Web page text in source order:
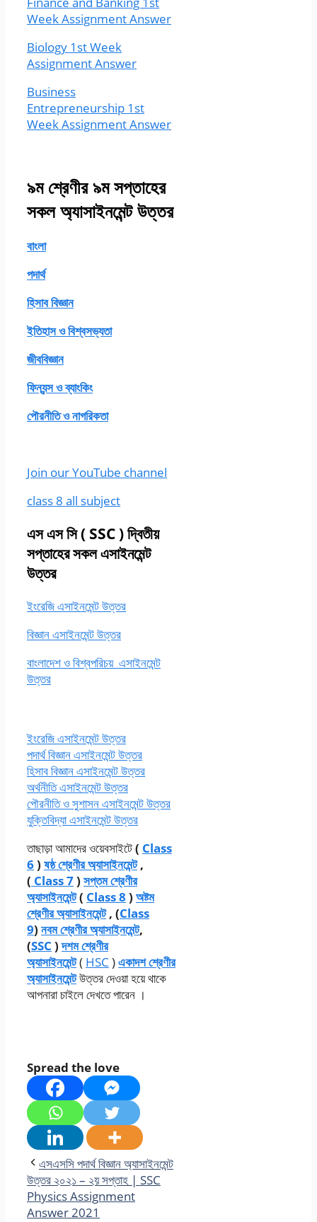
Week Assignment Answer
Biology 1st Week
Assignment Answer
Business
Entrepreneurship 1st
Week Assignment Answer
৯ম শ্রেণীর ৯ম সপ্তাহের
সকল অ্যাসাইনমেন্ট উত্তর
বাংলা
পদার্থ
হিসাব বিজ্ঞান
ইতিহাস ও বিশ্বসভ্যতা
জীববিজ্ঞান
ফিন্যন্স ও ব্যাংকিং
পৌরনীতি ও নাগরিকতা
Join our YouTube channel
class 8 all subject
এস এস সি( SSC ) দ্বিতীয়
সপ্তাহের সকল এসাইনমেন্ট
উত্তর
ইংরেজি এসাইনমেন্ট উত্তর
বিজ্ঞান এসাইনমেন্ট উত্তর
বাংলাদেশ ও বিশ্বপরিচয় এসাইনমেন্ট
উত্তর
ইংরেজি এসাইনমেন্ট উত্তর
পদার্থ বিজ্ঞান এসাইনমেন্ট উত্তর
হিসাব বিজ্ঞান এসাইনমেন্ট উত্তর
অর্থনীতি এসাইনমেন্ট উত্তর
পৌরনীতি ও সুশাসন এসাইনমেন্ট উত্তর
যুক্তিবিদ্যা এসাইনমেন্ট উত্তর
তাছাড়া আমাদের ওয়েবসাইটে( Class
6) ষষ্ঠ শ্রেণীর অ্যাসাইনমেন্ট,
( Class 7) সপ্তম শ্রেণীর
অ্যাসাইনমেন্ট( Class 8 ) অষ্টম
শ্রেণীর অ্যাসাইনমেন্ট, (Class
9) নবম শ্রেণীর অ্যাসাইনমেন্ট,
(SSC )দশম শ্রেণীর
অ্যাসাইনমেন্ট( HSC )একাদশ শ্রেণীর
অ্যাসাইনমেন্টউত্তর দেওয়া হয়ে থাকে
আপনারা চাইলে দেখতে পারেন ।
Spread the love
এসএসসি পদার্থ বিজ্ঞান অ্যাসাইনমেন্ট
উত্তর ২০২১ – ২য় সপ্তাহ | SSC
Physics Assignment
Answer 2021